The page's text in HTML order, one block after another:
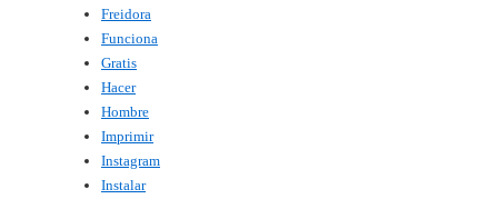
Freidora
Funciona
Gratis
Hacer
Hombre
Imprimir
Instagram
Instalar